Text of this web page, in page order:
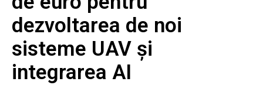
dezvoltarea de noi
sisteme UAV și
integrarea AI